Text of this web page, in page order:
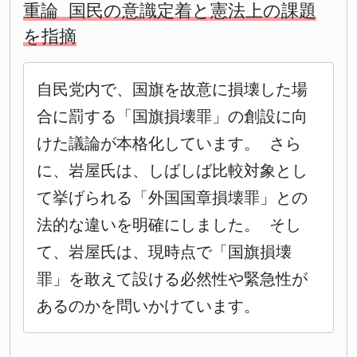
重論 国民の意識定着と憲法上の課題
を指摘
自民党内で、国旗を故意に損壊した場
合に罰する「国旗損壊罪」の創設に向
けた議論が本格化しています。 さら
に、岩屋氏は、しばしば比較対象とし
て挙げられる「外国国章損壊罪」との
法的な違いを明確にしました。 そし
て、岩屋氏は、現時点で「国旗損壊
罪」を敢えて設ける必然性や緊急性が
あるのかを問いかけています。